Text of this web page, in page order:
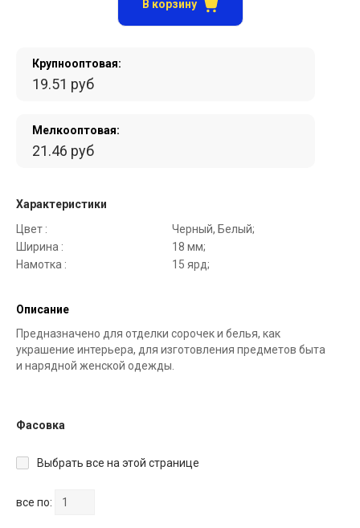
Крупнооптовая:
19.51 руб
Мелкооптовая:
21.46 руб
Характеристики
Цвет :
Черный, Белый;
Ширина :
18 мм;
Намотка :
15 ярд;
Описание
Предназначено для отделки сорочек и белья, как
украшение интерьера, для изготовления предметов быта
и нарядной женской одежды.
В корзину
Фасовка
Выбрать все на этой странице
все по: